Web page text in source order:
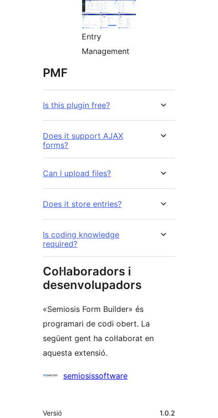
Entry
Management
PMF
Is this plugin free?
Does it support AJAX
forms?
Can I upload files?
Does it store entries?
Is coding knowledge
required?
Col·laboradors i
desenvolupadors
«Semiosis Form Builder» és
programari de codi obert. La
següent gent ha col·laborat en
aquesta extensió.
Col·laboradors
semiosissoftware
Meta
Versió 1.0.2